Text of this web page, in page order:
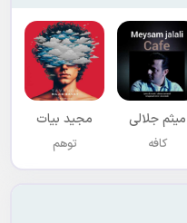
میثم جلالی
کافه
مجید بیات
توهم